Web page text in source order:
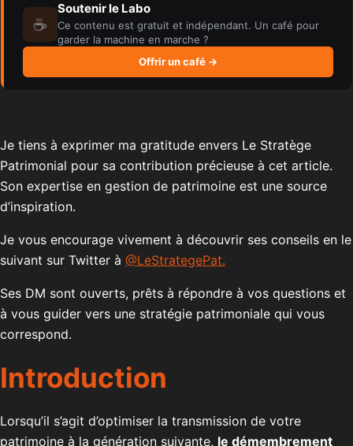
☕
Soutenir le Labo
Ce contenu est gratuit et indépendant. Un café pour
garder la machine en marche ?
Offrir un café →
Je tiens à exprimer ma gratitude envers Le Stratège
Patrimonial pour sa contribution précieuse à cet article.
Son expertise en gestion de patrimoine est une source
d’inspiration.
Je vous encourage vivement à découvrir ses conseils en le
suivant sur Twitter à @LeStrategePat.
Ses DM sont ouverts, prêts à répondre à vos questions et
à vous guider vers une stratégie patrimoniale qui vous
correspond.
Introduction
Lorsqu’il s’agit d’optimiser la transmission de votre
patrimoine à la génération suivante, le démembrement